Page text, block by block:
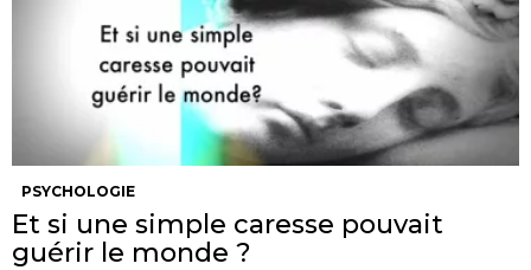
PSYCHOLOGIE
Et si une simple caresse pouvait
guérir le monde ?